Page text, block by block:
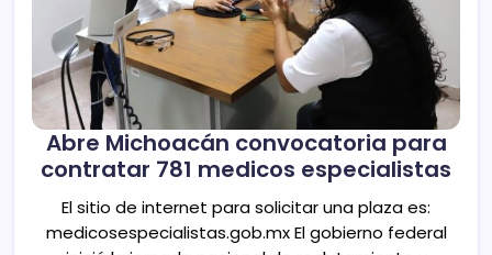
Abre Michoacán convocatoria para
contratar 781 medicos especialistas
El sitio de internet para solicitar una plaza es:
medicosespecialistas.gob.mx El gobierno federal